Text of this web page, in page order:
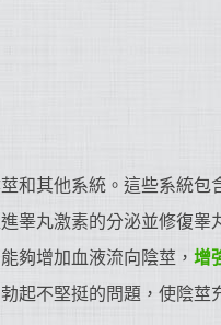
和其他系統。這些系統包
睾丸激素的分泌並修復睾
夠增加血液流向陰莖， 增
起不堅挺的問題，使陰莖